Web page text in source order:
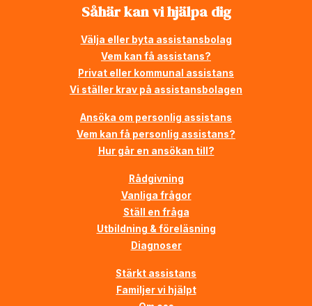
Såhär kan vi hjälpa dig
Välja eller byta assistansbolag
Vem kan få assistans?
Privat eller kommunal assistans
Vi ställer krav på assistansbolagen
Ansöka om personlig assistans
Vem kan få personlig assistans?
Hur går en ansökan till?
Rådgivning
Vanliga frågor
Ställ en fråga
Utbildning & föreläsning
Diagnoser
Stärkt assistans
Familjer vi hjälpt